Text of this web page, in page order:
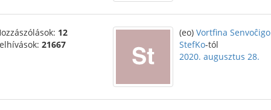
12
21667
(eo) Vortfina Senvoĉigo
StefKo-tól
2020. augusztus 28.